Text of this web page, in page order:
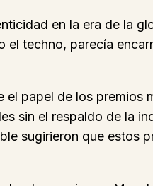
en la era de la
techno, parecía
papel de los premios
sin el respaldo de la
sugirieron que estos